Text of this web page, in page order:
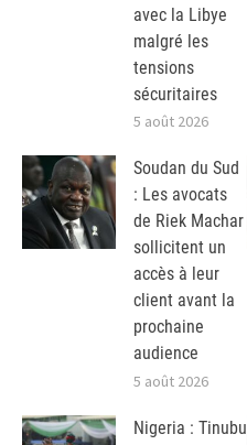
avec la Libye
malgré les
tensions
sécuritaires
5 août 2026
Soudan du Sud
: Les avocats
de Riek Machar
sollicitent un
accès à leur
client avant la
prochaine
audience
5 août 2026
Nigeria : Tinubu